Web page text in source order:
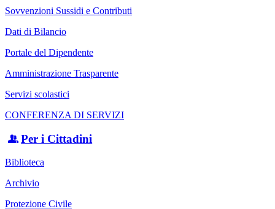
Sovvenzioni Sussidi e Contributi
Dati di Bilancio
Portale del Dipendente
Amministrazione Trasparente
Servizi scolastici
CONFERENZA DI SERVIZI
Per i Cittadini
Biblioteca
Archivio
Protezione Civile